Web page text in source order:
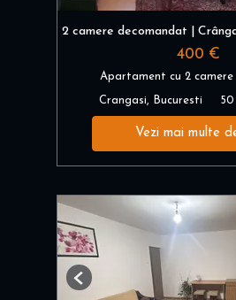
2 camere decomandat |
400 €
Apartament cu 2
Crangasi, Bucuresti 50
Vezi mai multe
Previous